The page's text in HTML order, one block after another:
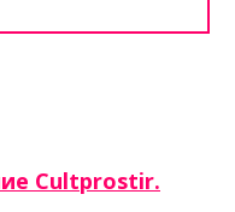
Сultprostir.